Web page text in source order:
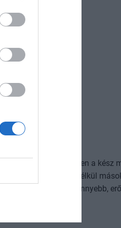
bizniszt is felforgatja a
többek között ezekre
használja ügyesebben a kész
amelyek nélkül
amely korábban